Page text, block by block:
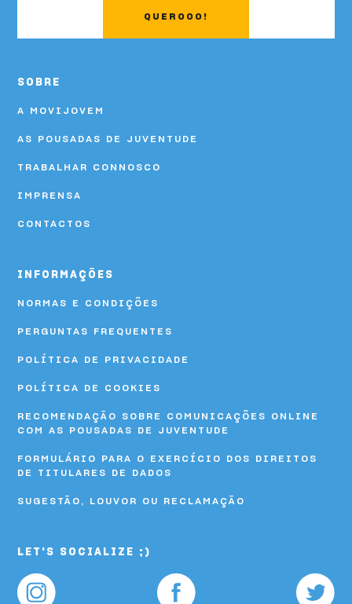
QUEROOO!
SOBRE
A MOVIJOVEM
AS POUSADAS DE JUVENTUDE
TRABALHAR CONNOSCO
IMPRENSA
CONTACTOS
INFORMAÇÕES
NORMAS E CONDIÇÕES
PERGUNTAS FREQUENTES
POLÍTICA DE PRIVACIDADE
POLÍTICA DE COOKIES
RECOMENDAÇÃO SOBRE COMUNICAÇÕES ONLINE
COM AS POUSADAS DE JUVENTUDE
FORMULÁRIO PARA O EXERCÍCIO DOS DIREITOS
DE TITULARES DE DADOS
SUGESTÃO, LOUVOR OU RECLAMAÇÃO
LET'S SOCIALIZE ;)